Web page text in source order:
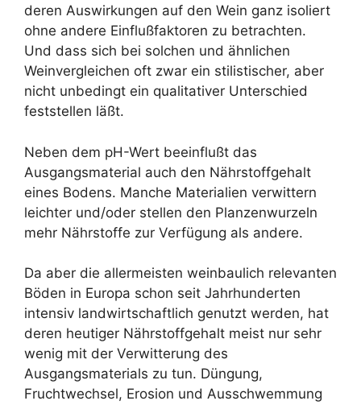
deren Auswirkungen auf den Wein ganz isoliert
ohne andere Einflußfaktoren zu betrachten.
Und dass sich bei solchen und ähnlichen
Weinvergleichen oft zwar ein stilistischer, aber
nicht unbedingt ein qualitativer Unterschied
feststellen läßt.
Neben dem pH-Wert beeinflußt das
Ausgangsmaterial auch den Nährstoffgehalt
eines Bodens. Manche Materialien verwittern
leichter und/oder stellen den Planzenwurzeln
mehr Nährstoffe zur Verfügung als andere.
Da aber die allermeisten weinbaulich relevanten
Böden in Europa schon seit Jahrhunderten
intensiv landwirtschaftlich genutzt werden, hat
deren heutiger Nährstoffgehalt meist nur sehr
wenig mit der Verwitterung des
Ausgangsmaterials zu tun. Düngung,
Fruchtwechsel, Erosion und Ausschwemmung